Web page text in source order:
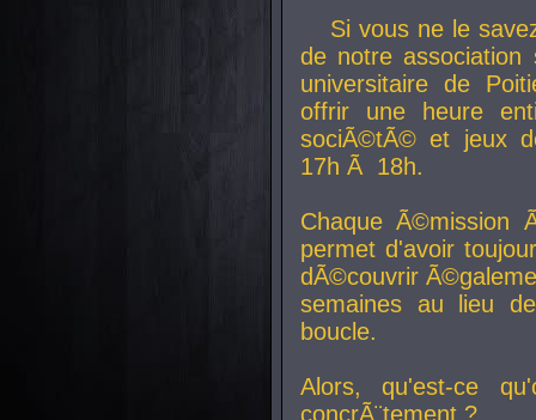
Si vous ne le
de notre
universitaire de
offrir une heure
sociÃ©tÃ© et jeux
17h Ã 18h.
Chaque Ã©mission
permet d'avoir
dÃ©couvrir
semaines au lieu
boucle.
Alors, qu'est-ce
concrÃ¨tement ?